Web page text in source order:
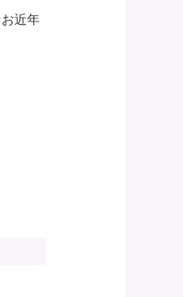
近年